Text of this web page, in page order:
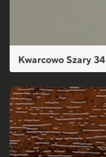
Kwarcowo Szary 34